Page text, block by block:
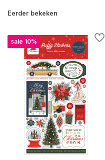
Eerder bekeken
sale 10%